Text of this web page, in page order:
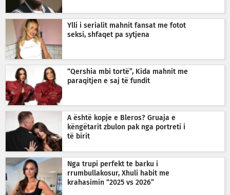
Ylli i serialit mahnit fansat me fotot
seksi, shfaqet pa sytjena
“Qershia mbi tortë”, Kida mahnit me
paraqitjen e saj të fundit
A është kopje e Bleros? Gruaja e
këngëtarit zbulon pak nga portreti i
të birit
Nga trupi perfekt te barku i
rrumbullakosur, Xhuli habit me
krahasimin “2025 vs 2026”